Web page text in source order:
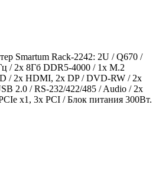
Smartum Rack-2242: 2U / Q670 /
/ 2x 8Гб DDR5-4000 / 1x M.2
/ 2x HDMI, 2x DP / DVD-RW / 2x
2.0 / RS-232/422/485 / Audio / 2x
x1, 3x PCI / Блок питания 300Вт.